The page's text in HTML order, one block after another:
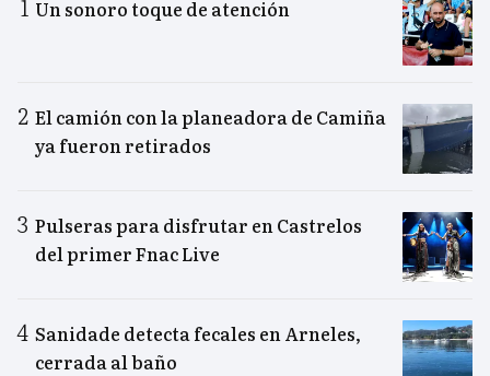
Un sonoro toque de atención
El camión con la planeadora de Camiña
ya fueron retirados
Pulseras para disfrutar en Castrelos
del primer Fnac Live
Sanidade detecta fecales en Arneles,
cerrada al baño